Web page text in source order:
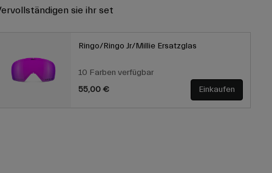
sie ihr set
Ringo/Ringo Jr/Millie Ersatzglas
10 Farben verfügbar
55,00 €
Einkaufen